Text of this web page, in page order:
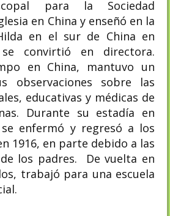
para la Sociedad
en China y enseñó en la
en el sur de China en
convirtió en directora.
en China, mantuvo un
observaciones sobre las
educativas y médicas de
Durante su estadía en
enfermó y regresó a los
1916, en parte debido a las
los padres. De vuelta en
trabajó para una escuela